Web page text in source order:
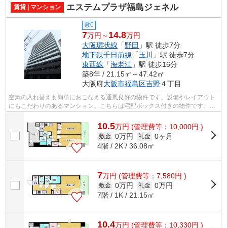
賃貸 | マンション エステムプラザ福島ジェネル
敷0
7万円～ 14.8万円
大阪環状線 「野田 」駅 徒歩7分
地下鉄千日前線 「玉川 」駅 徒歩7分
東西線 「海老江 」駅 徒歩16分
築8年 / 21.15㎡～47.42㎡
大阪府大阪市福島区吉野４丁目
空気の入れ替えも簡単におこなえる通風良好の物件です。設備やレイアウト
にもこだわりのあるマンション。こちらは宅配ボックス付きの物件です。初
期費用が用意出来なくても安心。カー...
10.5万円 (管理費等：10,000円 )
敷金 0万円 礼金 0ヶ月
4階 / 2K / 36.08㎡
7万円 (管理費等：7,580円 )
敷金 0万円 礼金 0万円
7階 / 1K / 21.15㎡
10.4万円 (管理費等：10,330円 )